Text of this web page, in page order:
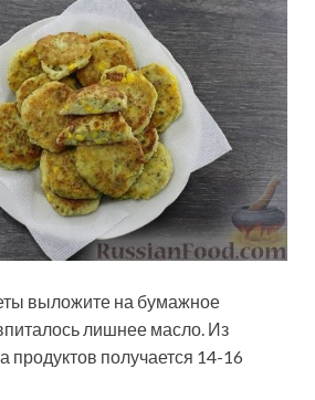
выложите на бумажное
лишнее масло. Из
продуктов получается 14-16